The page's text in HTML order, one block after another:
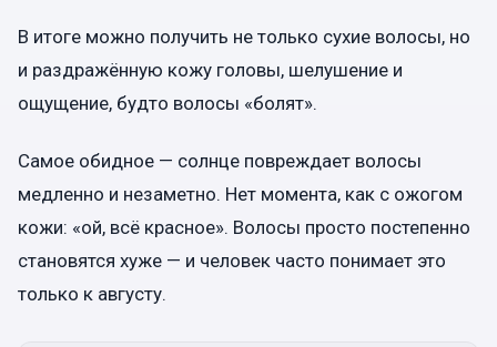
В итоге можно получить не только сухие волосы, но
и раздражённую кожу головы, шелушение и
ощущение, будто волосы «болят».
Самое обидное — солнце повреждает волосы
медленно и незаметно. Нет момента, как с ожогом
кожи: «ой, всё красное». Волосы просто постепенно
становятся хуже — и человек часто понимает это
только к августу.